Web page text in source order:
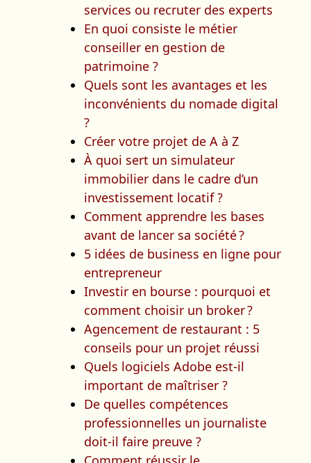
services ou recruter des experts
En quoi consiste le métier
conseiller en gestion de
patrimoine ?
Quels sont les avantages et les
inconvénients du nomade digital
?
Créer votre projet de A à Z
À quoi sert un simulateur
immobilier dans le cadre d’un
investissement locatif ?
Comment apprendre les bases
avant de lancer sa société ?
5 idées de business en ligne pour
entrepreneur
Investir en bourse : pourquoi et
comment choisir un broker ?
Agencement de restaurant : 5
conseils pour un projet réussi
Quels logiciels Adobe est-il
important de maîtriser ?
De quelles compétences
professionnelles un journaliste
doit-il faire preuve ?